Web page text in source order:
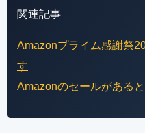
関連記事
Amazonプライム感謝祭
す
Amazonのセールがある